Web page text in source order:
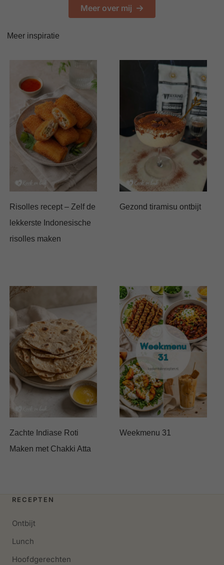
Meer over mij
Meer inspiratie
Risolles recept – Zelf de
lekkerste Indonesische
risolles maken
Gezond tiramisu ontbijt
Zachte Indiase Roti
Maken met Chakki Atta
Weekmenu 31
RECEPTEN
Ontbijt
Lunch
Hoofdgerechten